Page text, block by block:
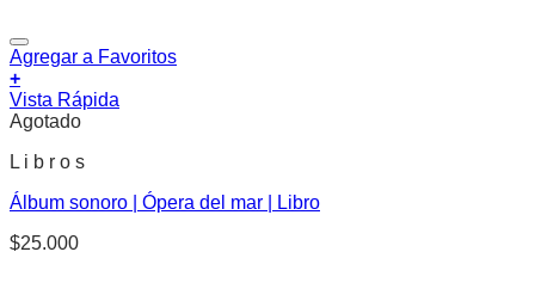
Agregar a Favoritos
+
Vista Rápida
Agotado
L i b r o s
Álbum sonoro | Ópera del mar | Libro
$25.000